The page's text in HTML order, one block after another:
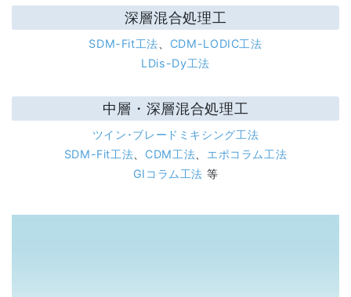
深層混合処理工
SDM-Fit工法、 CDM-LODIC工法
LDis-Dy工法
中層・深層混合処理工
ツイン･ブレードミキシング工法
SDM-Fit工法、 CDM工法、 エポコラム工法
GIコラム工法 等